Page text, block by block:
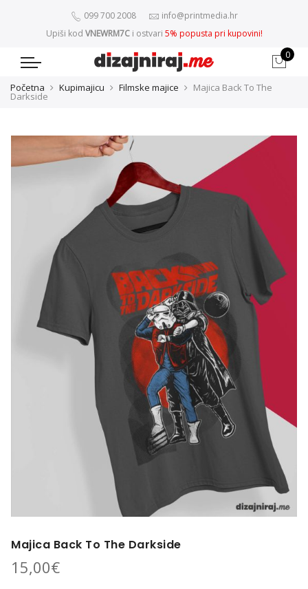
099 700 2008
info@printmedia.hr
Upiši kod VNEWRM7C i ostvari 5% popusta pri kupovini!
0
Početna Kupimajicu Filmske majice Majica Back To The
Darkside
Majica Back To The Darkside
15,00€